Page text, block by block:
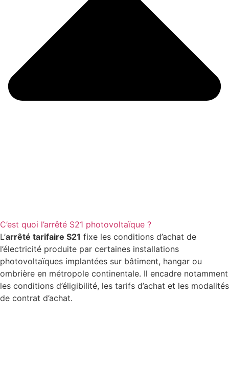
C’est quoi l’arrêté S21 photovoltaïque ?
L’arrêté tarifaire S21 fixe les conditions d’achat de
l’électricité produite par certaines installations
photovoltaïques implantées sur bâtiment, hangar ou
ombrière en métropole continentale. Il encadre notamment
les conditions d’éligibilité, les tarifs d’achat et les modalités
de contrat d’achat.